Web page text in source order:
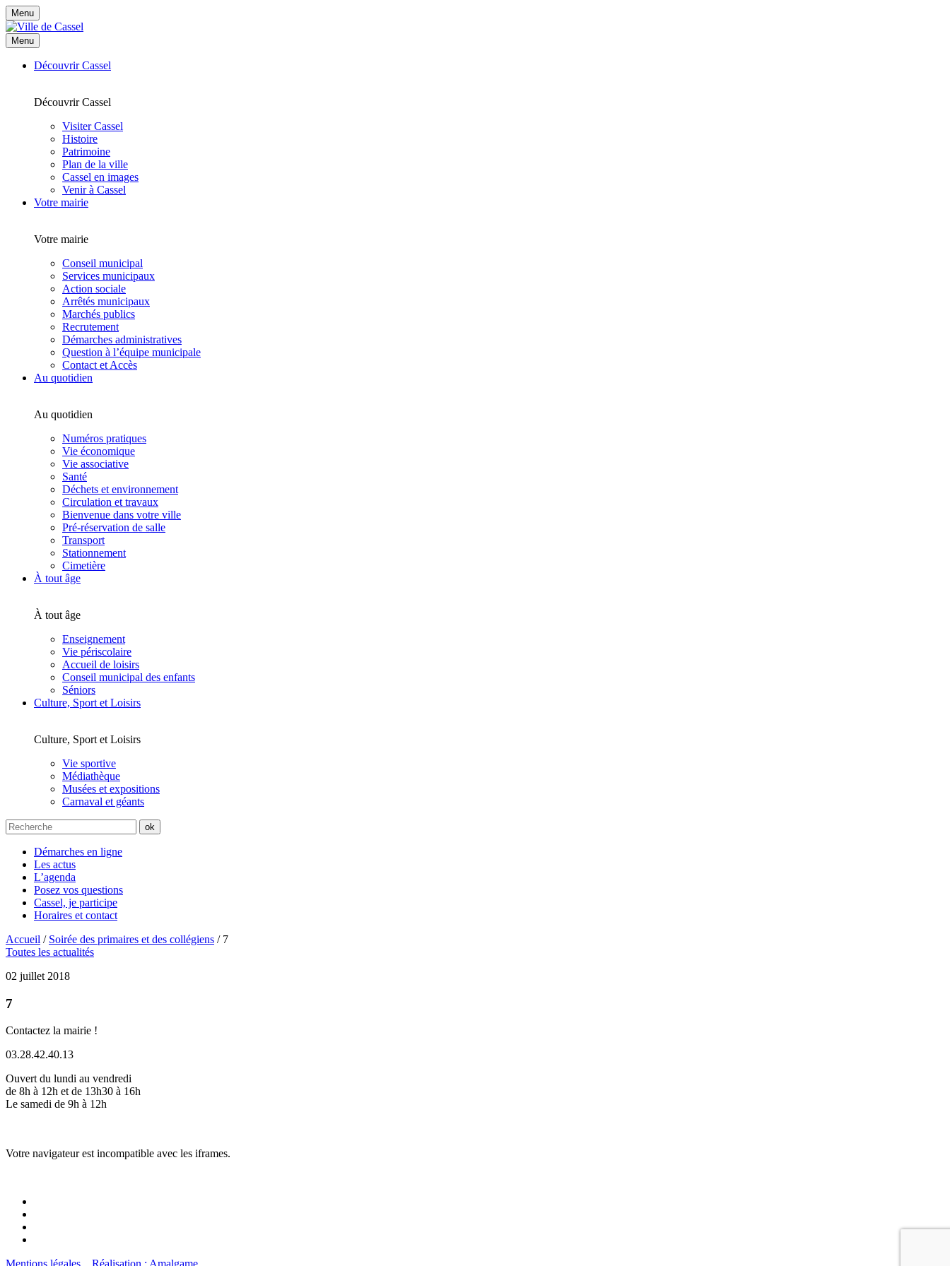
Menu
Menu
Découvrir Cassel
Découvrir Cassel
Visiter Cassel
Histoire
Patrimoine
Plan de la ville
Cassel en images
Venir à Cassel
Votre mairie
Votre mairie
Conseil municipal
Services municipaux
Action sociale
Arrêtés municipaux
Marchés publics
Recrutement
Démarches administratives
Question à l’équipe municipale
Contact et Accès
Au quotidien
Au quotidien
Numéros pratiques
Vie économique
Vie associative
Santé
Déchets et environnement
Circulation et travaux
Bienvenue dans votre ville
Pré-réservation de salle
Transport
Stationnement
Cimetière
À tout âge
À tout âge
Enseignement
Vie périscolaire
Accueil de loisirs
Conseil municipal des enfants
Séniors
Culture, Sport et Loisirs
Culture, Sport et Loisirs
Vie sportive
Médiathèque
Musées et expositions
Carnaval et géants
Démarches en ligne
Les actus
L’agenda
Posez vos questions
Cassel, je participe
Horaires et contact
Accueil / Soirée des primaires et des collégiens / 7
Toutes les actualités
02 juillet 2018
7
Contactez la mairie !
03.28.42.40.13
Ouvert du lundi au vendredi
de 8h à 12h et de 13h30 à 16h
Le samedi de 9h à 12h
Votre navigateur est incompatible avec les iframes.